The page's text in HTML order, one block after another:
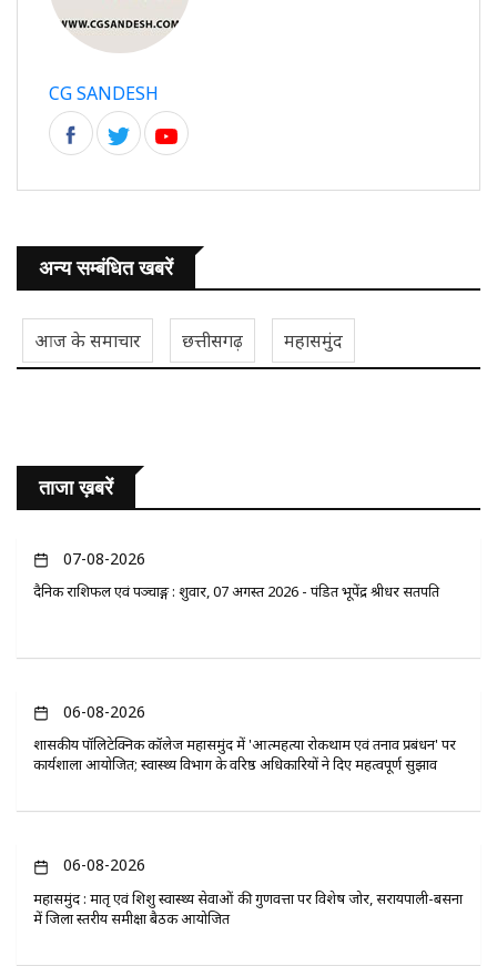
CG SANDESH
अन्य सम्बंधित खबरें
आज के समाचार छत्तीसगढ़ महासमुंद
ताजा ख़बरें
07-08-2026
दैनिक राशिफल एवं पञ्चाङ्ग : शुक्रवार, 07 अगस्त 2026 - पंडित भूपेंद्र श्रीधर सतपति
06-08-2026
​शासकीय पॉलिटेक्निक कॉलेज महासमुंद में 'आत्महत्या रोकथाम एवं तनाव प्रबंधन' पर
कार्यशाला आयोजित; स्वास्थ्य विभाग के वरिष्ठ अधिकारियों ने दिए महत्वपूर्ण सुझाव
06-08-2026
महासमुंद : मातृ एवं शिशु स्वास्थ्य सेवाओं की गुणवत्ता पर विशेष जोर, सरायपाली-बसना
में जिला स्तरीय समीक्षा बैठक आयोजित